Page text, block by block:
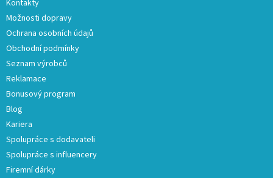
Kontakty
Možnosti dopravy
Ochrana osobních údajů
Obchodní podmínky
Seznam výrobců
Reklamace
Bonusový program
Blog
Kariera
Spolupráce s dodavateli
Spolupráce s influencery
Firemní dárky